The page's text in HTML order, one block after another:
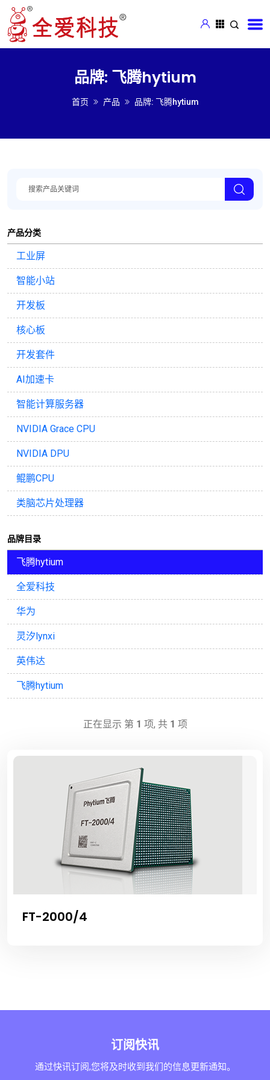
品牌: 飞腾hytium
首页 产品 品牌: 飞腾hytium
产品分类
工业屏
智能小站
开发板
核心板
开发套件
AI加速卡
智能计算服务器
NVIDIA Grace CPU
NVIDIA DPU
鲲鹏CPU
类脑芯片处理器
品牌目录
飞腾hytium
全爱科技
华为
灵汐lynxi
英伟达
飞腾hytium
正在显示 第 1 项, 共 1 项
FT-2000/4
订阅快讯
通过快讯订阅,您将及时收到我们的信息更新通知。